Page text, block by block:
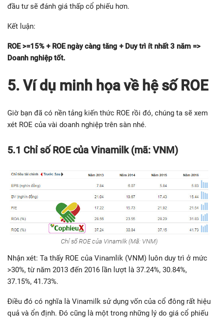
đầu tư sẽ đánh giá thấp cổ phiếu hơn.
Kết luận:
ROE >=15% + ROE ngày càng tăng + Duy trì ít nhất 3 năm =>
Doanh nghiệp tốt.
5. Ví dụ minh họa về hệ số ROE
Giờ bạn đã có nền tảng kiến thức ROE rồi đó, chúng ta sẽ xem
xét ROE của vài doanh nghiệp trên sàn nhé.
5.1 Chỉ số ROE của Vinamilk (mã: VNM)
Chỉ số ROE của Vinamilk (Mã: VNM)
Nhận xét: Ta thấy ROE của Vinamlik (VNM) luôn duy trì ở mức
>30%, từ năm 2013 đến 2016 lần lượt là 37.24%, 30.84%,
37.15%, 41.73%.
Điều đó có nghĩa là Vinamilk sử dụng vốn của cổ đông rất hiệu
quả và ổn định. Đó cũng là một trong những lý do giá cổ phiếu